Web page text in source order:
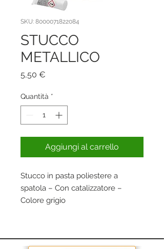
SKU: 8000071822084
STUCCO
METALLICO
5,50 €
Quantità *
Aggiungi al carrello
Stucco in pasta poliestere a
spatola – Con catalizzatore –
Colore grigio